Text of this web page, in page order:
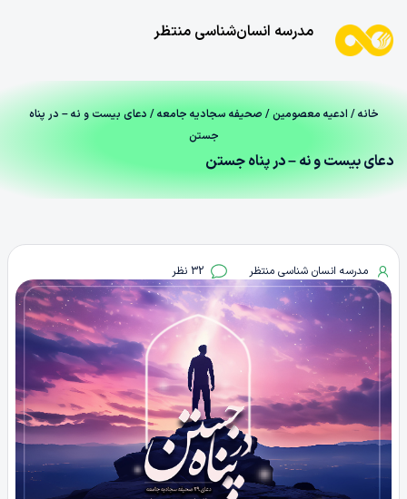
مدرسه انسان‌شناسی منتظر
خانه/ ادعیه معصومین/ صحیفه سجادیه جامعه/ دعای بیست و نه – در پناه
جستن
دعای بیست و نه – در پناه جستن
مدرسه انسان شناسی منتظر 32 نظر